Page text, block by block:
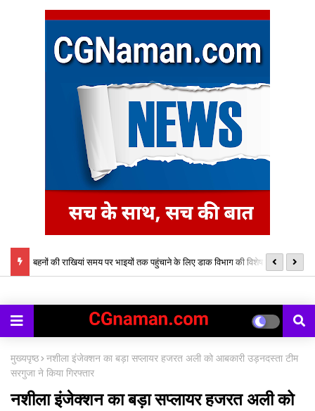
लेकर बहनों की राखियां समय पर भाइयों तक पहुंचाने के लिए डाक विभाग की विशेष व्यवस्था,
मुख्यपृष्ठ नशीला इंजेक्शन का बड़ा सप्लायर हजरत अली को आबकारी उड़नदस्ता टीम
सरगुजा ने किया गिरफ्तार
नशीला इंजेक्शन का बड़ा सप्लायर हजरत अली को